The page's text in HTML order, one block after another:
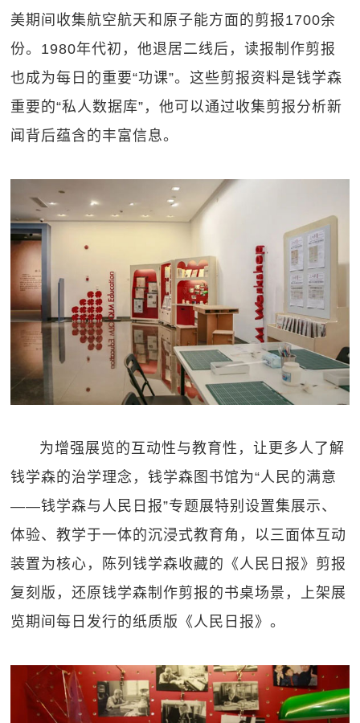
美期间收集航空航天和原子能方面的剪报1700余
份。1980年代初，他退居二线后，读报制作剪报
也成为每日的重要“功课”。这些剪报资料是钱学森
重要的“私人数据库”，他可以通过收集剪报分析新
闻背后蕴含的丰富信息。
为增强展览的互动性与教育性，让更多人了解
钱学森的治学理念，钱学森图书馆为“人民的满意
——钱学森与人民日报”专题展特别设置集展示、
体验、教学于一体的沉浸式教育角，以三面体互动
装置为核心，陈列钱学森收藏的《人民日报》剪报
复刻版，还原钱学森制作剪报的书桌场景，上架展
览期间每日发行的纸质版《人民日报》。